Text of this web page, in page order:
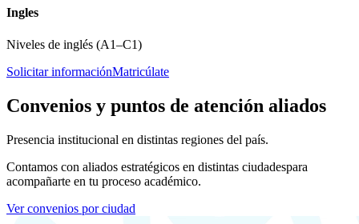
Ingles
Niveles de inglés (A1–C1)
Solicitar informaciónMatricúlate
Convenios y puntos de atención aliados
Presencia institucional en distintas regiones del país.
Contamos con aliados estratégicos en distintas ciudadespara
acompañarte en tu proceso académico.
Ver convenios por ciudad